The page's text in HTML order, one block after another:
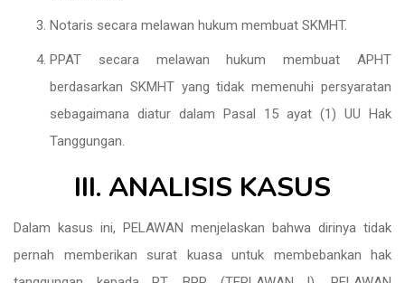
Notaris secara melawan hukum membuat SKMHT.
PPAT secara melawan hukum membuat APHT
berdasarkan SKMHT yang tidak memenuhi persyaratan
sebagaimana diatur dalam Pasal 15 ayat (1) UU Hak
Tanggungan.
III. ANALISIS KASUS
Dalam kasus ini, PELAWAN menjelaskan bahwa dirinya tidak
pernah memberikan surat kuasa untuk membebankan hak